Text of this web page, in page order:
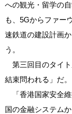
への観光・留学の
も、5Gからファー
速鉄道の建設計画
う。
第三回目のタイト
結束問われる」だ。
「香港国家安全維
国の金融システム